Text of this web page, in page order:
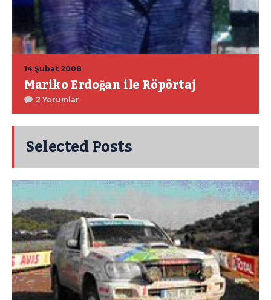
14 Şubat 2008
Mariko Erdoğan ile Röpörtaj
2 Yorumlar
Selected Posts